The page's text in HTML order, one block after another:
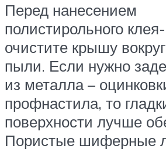
Перед нанесением
полистирольного
очистите крышу
пыли. Если нужно
из металла –
профнастила, то
поверхности лучше
Пористые шиферные